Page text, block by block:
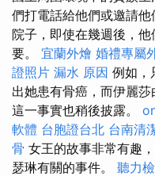
們打電話給他們或邀請
院子，即使在幾週後，
要。 宜蘭外燴 婚禮專屬
證照片 漏水 原因 例如，
出她患有骨癌，而伊麗莎
這一事實也稍後披露。
軟體 台胞證台北 台南清
骨 女王的故事非常有趣
瑟琳有關的事件。 聽力